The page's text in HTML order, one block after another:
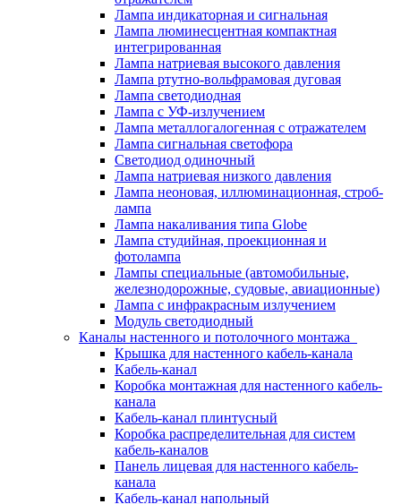
Лампа индикаторная и сигнальная
Лампа люминесцентная компактная
интегрированная
Лампа натриевая высокого давления
Лампа ртутно-вольфрамовая дуговая
Лампа светодиодная
Лампа с УФ-излучением
Лампа металлогалогенная с отражателем
Лампа сигнальная светофора
Светодиод одиночный
Лампа натриевая низкого давления
Лампа неоновая, иллюминационная, строб-
лампа
Лампа накаливания типа Globe
Лампа студийная, проекционная и
фотолампа
Лампы специальные (автомобильные,
железнодорожные, судовые, авиационные)
Лампа с инфракрасным излучением
Модуль светодиодный
Каналы настенного и потолочного монтажа
Крышка для настенного кабель-канала
Кабель-канал
Коробка монтажная для настенного кабель-
канала
Кабель-канал плинтусный
Коробка распределительная для систем
кабель-каналов
Панель лицевая для настенного кабель-
канала
Кабель-канал напольный